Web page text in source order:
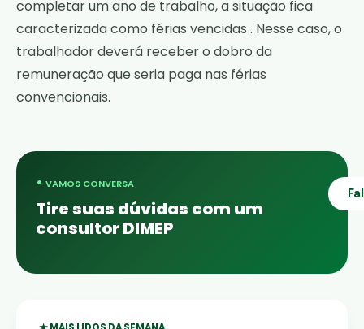
completar um ano de trabalho, a situação fica
caracterizada como férias vencidas . Nesse caso, o
trabalhador deverá receber o dobro da
remuneração que seria paga nas férias
convencionais.
• VAMOS CONVERSA
Tire suas dúvidas com um
consultor DIMEP